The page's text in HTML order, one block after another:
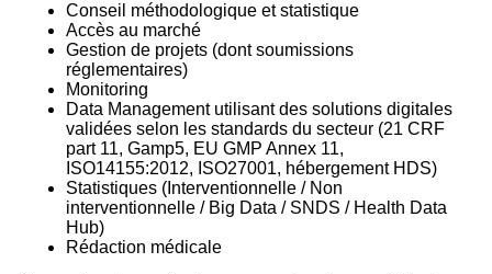
Conseil méthodologique et statistique
Accès au marché
Gestion de projets (dont soumissions
réglementaires)
Monitoring
Data Management utilisant des solutions digitales
validées selon les standards du secteur (21 CRF
part 11, Gamp5, EU GMP Annex 11,
ISO14155:2012, ISO27001, hébergement HDS)
Statistiques (Interventionnelle / Non
interventionnelle / Big Data / SNDS / Health Data
Hub)
Rédaction médicale